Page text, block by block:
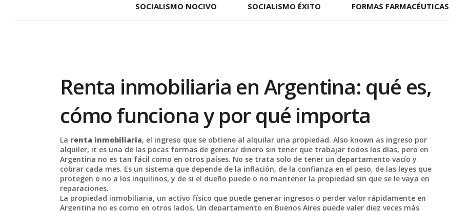
SOCIALISMO NOCIVO SOCIALISMO ÉXITO FORMAS FARMACÉUTICAS
Renta inmobiliaria en Argentina: qué es,
cómo funciona y por qué importa
La renta inmobiliaria, el ingreso que se obtiene al alquilar una propiedad. Also known as ingreso por
alquiler, it es una de las pocas formas de generar dinero sin tener que trabajar todos los días, pero en
Argentina no es tan fácil como en otros países. No se trata solo de tener un departamento vacío y
cobrar cada mes. Es un sistema que depende de la inflación, de la confianza en el peso, de las leyes que
protegen o no a los inquilinos, y de si el dueño puede o no mantener la propiedad sin que se le vaya en
reparaciones.
La propiedad inmobiliaria, un activo físico que puede generar ingresos o perder valor rápidamente en
Argentina no es como en otros lados. Un departamento en Buenos Aires puede valer diez veces más